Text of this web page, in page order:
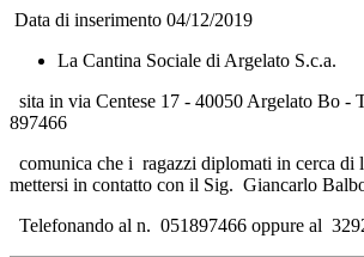
Data di inserimento 04/12/2019
La Cantina Sociale di Argelato S.c.a.
sita in via Centese 17 - 40050 Argelato Bo -
897466
comunica che i ragazzi diplomati in cerca di
mettersi in contatto con il Sig. Giancarlo
Telefonando al n. 051897466 oppure al